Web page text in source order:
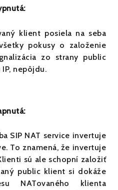
klient posiela na seba
pokusy o založenie
zo strany public
nepôjdu.
SIP NAT service invertuje
To znamená, že invertuje
sú ale schopní založiť
public klient si dokáže
NATovaného klienta